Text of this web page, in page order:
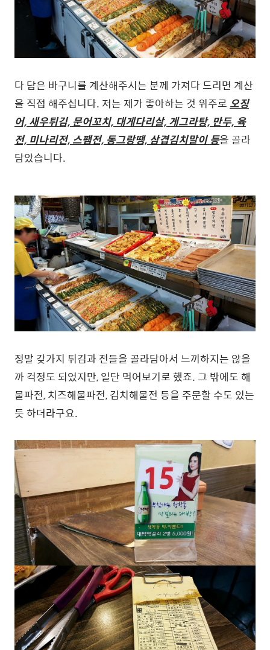
다 담은 바구니를 계산해주시는 분께 가져다 드리면 계산
을 직접 해주십니다. 저는 제가 좋아하는 것 위주로 오징
어, 새우튀김, 문어꼬치, 대게다리살, 게그라탕, 만두, 육
전, 미나리전, 스팸전, 동그랑땡, 삼겹김치말이 등을 골라
담았습니다.
정말 갖가지 튀김과 전들을 골라담아서 느끼하지는 않을
까 걱정도 되었지만, 일단 먹어보기로 했죠. 그 밖에도 해
물파전, 치즈해물파전, 김치해물전 등을 주문할 수도 있는
듯 하더라구요.